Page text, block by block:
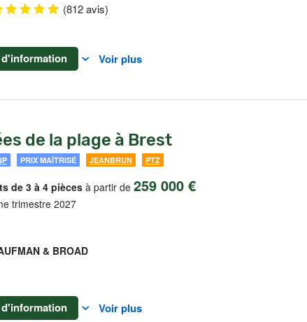
(812 avis)
d'information Voir plus
de la plage à Brest
PRIX MAÎTRISÉ JEANBRUN PTZ
de 3 à 4 piècesà partir de 259 000 €
trimestre 2027
& BROAD
d'information Voir plus